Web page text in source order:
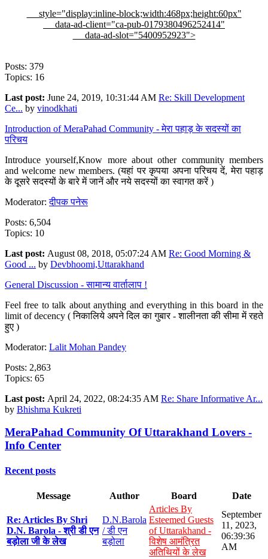
style="display:inline-block;width:468px;height:60px"
data-ad-client="ca-pub-0179380496252414"
data-ad-slot="5400952923">
Posts: 379
Topics: 16
Last post: June 24, 2019, 10:31:44 AM Re: Skill Development
Ce... by vinodkhati
Introduction of MeraPahad Community - मेरा पहाड़ के सदस्यों का
परिचय
Introduce yourself,Know more about other community members
and welcome new members. (यहां पर कृपया अपना परिचय दें, मेरा पहाड़
के दूसरे सदस्यों के बारे में जानें और नये सदस्यों का स्वागत करें )
Moderator:दीपक पनेरू
Posts: 6,504
Topics: 10
Last post: August 08, 2018, 05:07:24 AM Re: Good Morning &
Good ... by Devbhoomi,Uttarakhand
General Discussion - सामान्य वार्तालाप !
Feel free to talk about anything and everything in this board in the
limit of decency ( निकालिये अपने दिल का गुबार - शालीनता की सीमा में रहते
हुए )
Moderator: Lalit Mohan Pandey
Posts: 2,863
Topics: 65
Last post: April 24, 2022, 08:24:35 AM Re: Share Informative Ar...
by Bhishma Kukreti
MeraPahad Community Of Uttarakhand Lovers -
Info Center
Recent posts
Message Author Board Date
Re: Articles By Shri
D.N. Barola - श्री डी एन
बड़ोला जी के लेख
D.N.Barola
/ डी एन
बड़ोला
Articles By
Esteemed Guests
of Uttarakhand -
विशेष आमंत्रित
अतिथियों के लेख
September
11, 2023,
06:39:36
AM